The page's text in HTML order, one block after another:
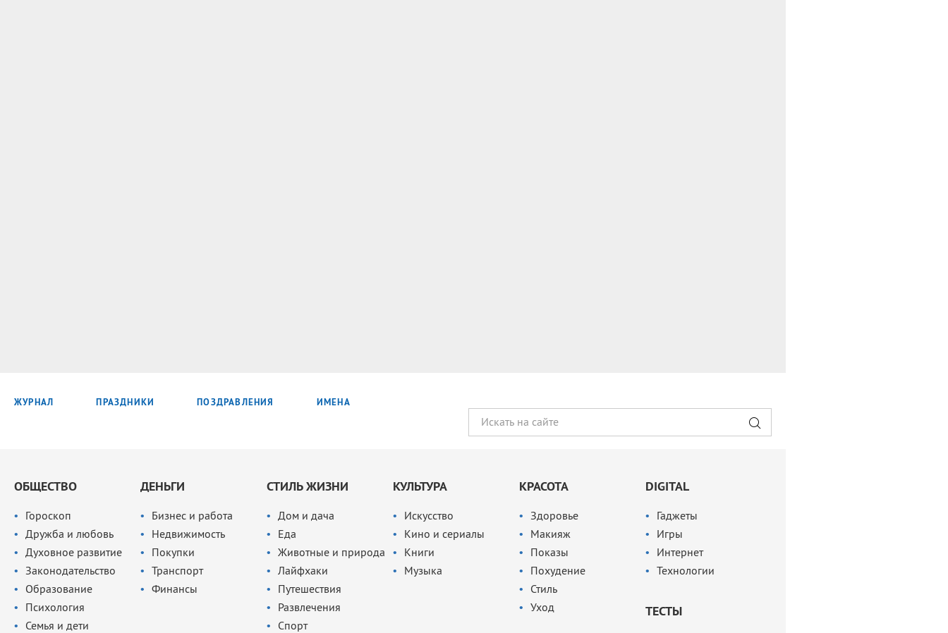
ЖУРНАЛ ПРАЗДНИКИ ПОЗДРАВЛЕНИЯ ИМЕНА
ОБЩЕСТВО
Гороскоп
Дружба и любовь
Духовное развитие
Законодательство
Образование
Психология
Семья и дети
ДЕНЬГИ
Бизнес и работа
Недвижимость
Покупки
Транспорт
Финансы
СТИЛЬ ЖИЗНИ
Дом и дача
Еда
Животные и природа
Лайфхаки
Путешествия
Развлечения
Спорт
КУЛЬТУРА
Искусство
Кино и сериалы
Книги
Музыка
КРАСОТА
Здоровье
Макияж
Показы
Похудение
Стиль
Уход
DIGITAL
Гаджеты
Игры
Интернет
Технологии
ТЕСТЫ